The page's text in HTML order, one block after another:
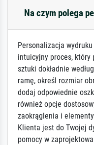
Na czym polega
Personalizacja
intuicyjny proces, który
sztuki dokładnie
ramę, określ rozmiar
dodaj odpowiednie
również opcje
zaokrąglenia i elementy
Klienta jest do Twojej
pomocy w